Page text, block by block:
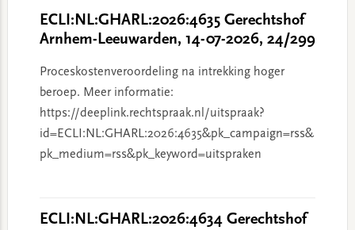
ECLI:NL:GHARL:2026:4635 Gerechtshof
Arnhem-Leeuwarden, 14-07-2026, 24/299
Proceskostenveroordeling na intrekking hoger
beroep. Meer informatie:
https://deeplink.rechtspraak.nl/uitspraak?
id=ECLI:NL:GHARL:2026:4635&pk_campaign=rss&
pk_medium=rss&pk_keyword=uitspraken
ECLI:NL:GHARL:2026:4634 Gerechtshof